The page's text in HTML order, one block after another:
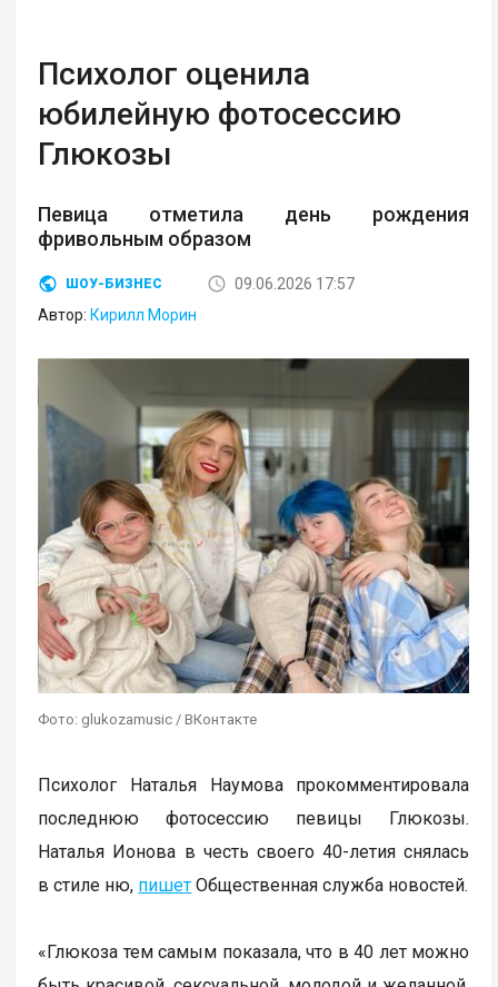
Психолог оценила
юбилейную фотосессию
Глюкозы
Певица отметила день рождения
фривольным образом
ШОУ-БИЗНЕС
09.06.2026 17:57
Автор: Кирилл Морин
Фото: glukozamusic / ВКонтакте
Психолог Наталья Наумова прокомментировала
последнюю фотосессию певицы Глюкозы.
Наталья Ионова в честь своего 40-летия снялась
в стиле ню, пишет Общественная служба новостей.
«Глюкоза тем самым показала, что в 40 лет можно